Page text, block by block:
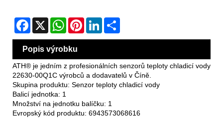
Facebook
X WhatsAppPinterestLinkedIn
Popis výrobku
ATH® je jedním z profesionálních senzorů teploty chladicí vody
22630-00Q1C výrobců a dodavatelů v Číně.
Skupina produktu: Senzor teploty chladicí vody
Balicí jednotka: 1
Množství na jednotku balíčku: 1
Evropský kód produktu: 6943573068616